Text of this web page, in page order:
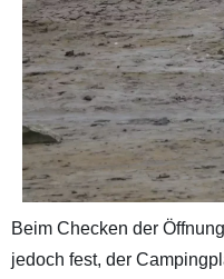
Beim Checken der
jedoch fest, der